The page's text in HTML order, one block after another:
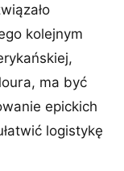
kolejnym
ma być
epickich
logistykę